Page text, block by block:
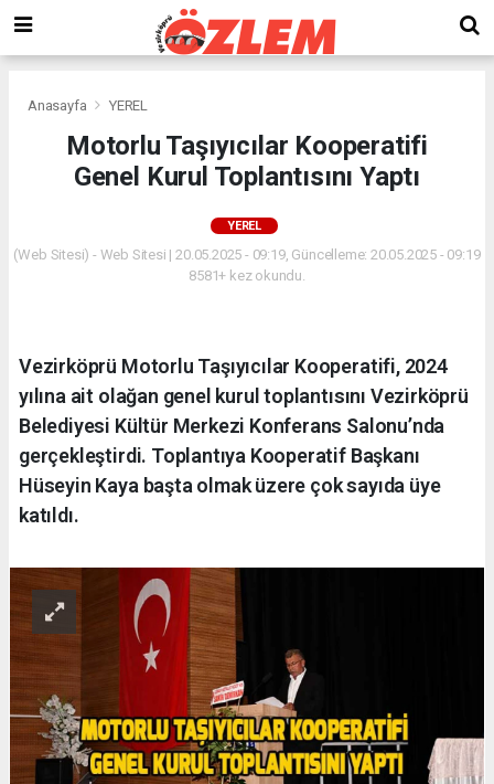
Anasayfa YEREL
Motorlu Taşıyıcılar Kooperatifi
Genel Kurul Toplantısını Yaptı
YEREL
(Web Sitesi) - Web Sitesi | 20.05.2025 - 09:19, Güncelleme: 20.05.2025 - 09:19
8581+ kez okundu.
Vezirköprü Motorlu Taşıyıcılar Kooperatifi, 2024
yılına ait olağan genel kurul toplantısını Vezirköprü
Belediyesi Kültür Merkezi Konferans Salonu’nda
gerçekleştirdi. Toplantıya Kooperatif Başkanı
Hüseyin Kaya başta olmak üzere çok sayıda üye
katıldı.